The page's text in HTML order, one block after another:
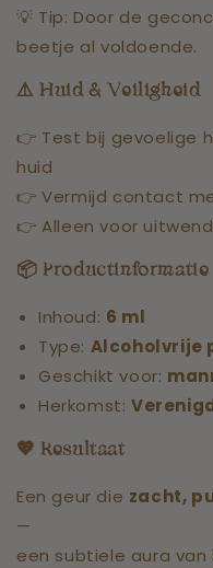
💡 Tip: Door de
beetje al voldoende.
⚠️Huid & Veiligheid
👉 Test bij gevoelige
huid
👉 Vermijd contact
👉 Alleen voor
📦Productinformatie
Inhoud: 6 ml
Type: Alcoholvrije
Geschikt voor:
Herkomst:
💖Resultaat
Een geur die zacht,
—
een subtiele aura